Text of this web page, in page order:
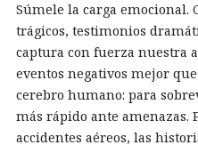
Súmele la carga emocional.
trágicos, testimonios
captura con fuerza nuestra
eventos negativos mejor
cerebro humano: para
más rápido ante amenazas.
accidentes aéreos, las